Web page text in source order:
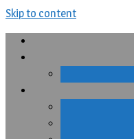
Skip to content